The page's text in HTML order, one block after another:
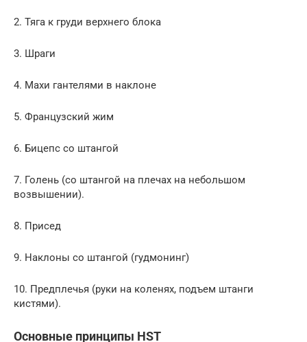
2. Тяга к груди верхнего блока
3. Шраги
4. Махи гантелями в наклоне
5. Французский жим
6. Бицепс со штангой
7. Голень (со штангой на плечах на небольшом
возвышении).
8. Присед
9. Наклоны со штангой (гудмонинг)
10. Предплечья (руки на коленях, подъем штанги
кистями).
Основные принципы HST